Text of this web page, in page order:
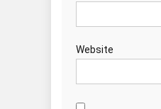
Website